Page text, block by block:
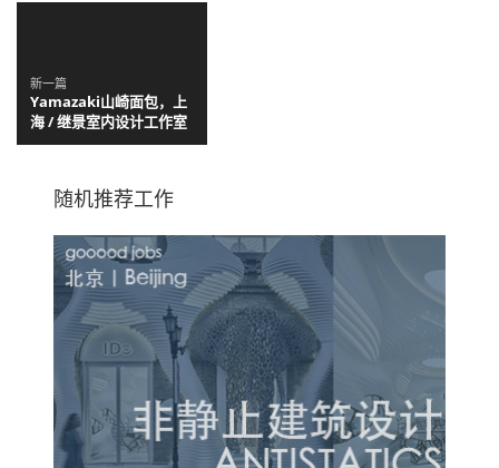
新一篇
Yamazaki山崎面包，上
海 / 继景室内设计工作室
随机推荐工作